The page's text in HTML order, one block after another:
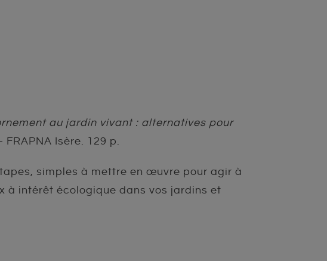
au jardin vivant : alternatives pour
FRAPNA Isère. 129 p.
simples à mettre en œuvre pour agir à
à intérêt écologique dans vos jardins et